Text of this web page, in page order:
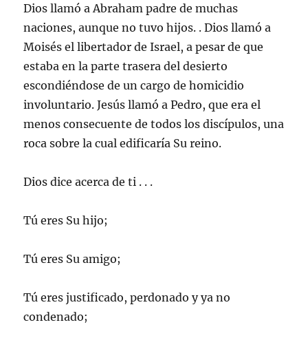
Dios llamó a Abraham padre de muchas
naciones, aunque no tuvo hijos. . Dios llamó a
Moisés el libertador de Israel, a pesar de que
estaba en la parte trasera del desierto
escondiéndose de un cargo de homicidio
involuntario. Jesús llamó a Pedro, que era el
menos consecuente de todos los discípulos, una
roca sobre la cual edificaría Su reino.
Dios dice acerca de ti . . .
Tú eres Su hijo;
Tú eres Su amigo;
Tú eres justificado, perdonado y ya no
condenado;